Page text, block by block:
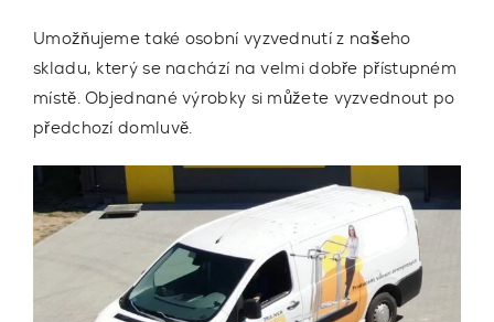
Umožňujemetaké osobní vyzvednutí z našeho
skladu, který se nachází na velmi dobře přístupném
místě. Objednané výrobky si můžete vyzvednout po
předchozí domluvě.